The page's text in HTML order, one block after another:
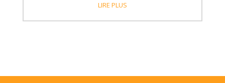
LIRE PLUS